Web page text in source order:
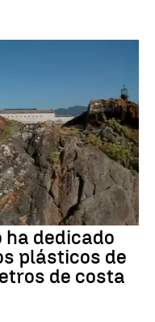
dedicado
plásticos de
de costa